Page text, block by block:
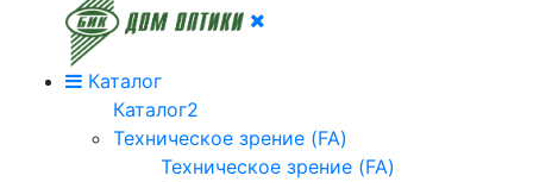
Каталог
Каталог2
Техническое зрение (FA)
Техническое зрение (FA)